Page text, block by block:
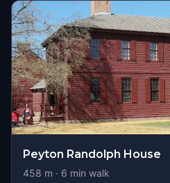
Peyton Randolph House
458 m · 6 min walk